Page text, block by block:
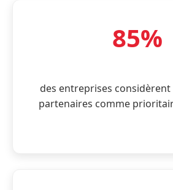
85%
des entreprises
partenaires comme